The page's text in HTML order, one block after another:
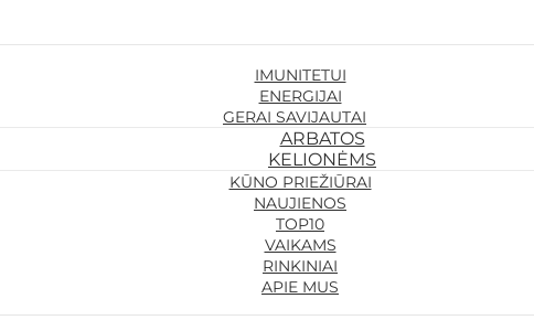
IMUNITETUI
ENERGIJAI
GERAI SAVIJAUTAI
ARBATOS
KELIONĖMS
KŪNO PRIEŽIŪRAI
NAUJIENOS
TOP10
VAIKAMS
RINKINIAI
APIE MUS